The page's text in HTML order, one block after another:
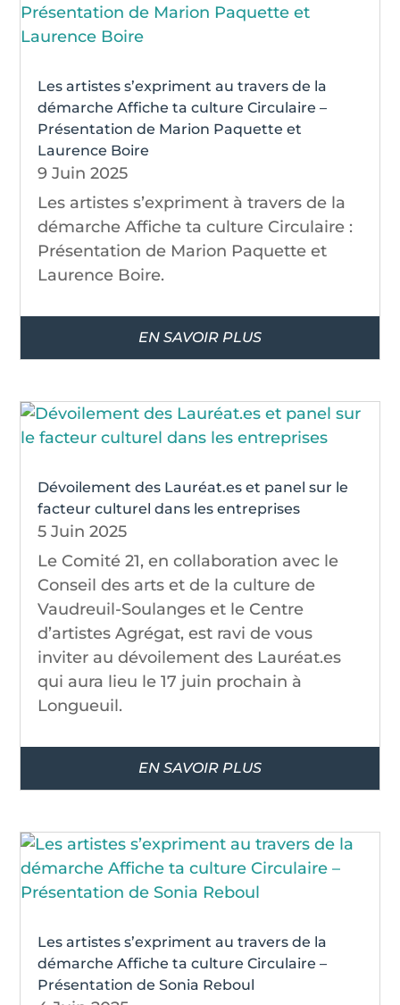
Les artistes s’expriment au travers de la
démarche Affiche ta culture Circulaire –
Présentation de Marion Paquette et
Laurence Boire
9 Juin 2025
Les artistes s’expriment à travers de la
démarche Affiche ta culture Circulaire :
Présentation de Marion Paquette et
Laurence Boire.
EN SAVOIR PLUS
Dévoilement des Lauréat.es et panel sur le
facteur culturel dans les entreprises
5 Juin 2025
Le Comité 21, en collaboration avec le
Conseil des arts et de la culture de
Vaudreuil-Soulanges et le Centre
d’artistes Agrégat, est ravi de vous
inviter au dévoilement des Lauréat.es
qui aura lieu le 17 juin prochain à
Longueuil.
EN SAVOIR PLUS
Les artistes s’expriment au travers de la
démarche Affiche ta culture Circulaire –
Présentation de Sonia Reboul